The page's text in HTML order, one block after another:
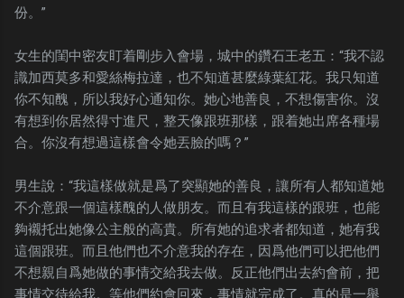
份。”
女生的閨中密友盯着剛步入會場，城中的鑽石王老五：“我不認
識加西莫多和愛絲梅拉達，也不知道甚麼綠葉紅花。我只知道
你不知醜，所以我好心通知你。她心地善良，不想傷害你。沒
有想到你居然得寸進尺，整天像跟班那樣，跟着她出席各種場
合。你沒有想過這樣會令她丟臉的嗎？”
男生說：“我這樣做就是爲了突顯她的善良，讓所有人都知道她
不介意跟一個這樣醜的人做朋友。而且有我這樣的跟班，也能
夠襯托出她像公主般的高貴。所有她的追求者都知道，她有我
這個跟班。而且他們也不介意我的存在，因爲他們可以把他們
不想親自爲她做的事情交給我去做。反正他們出去約會前，把
事情交待給我。等他們約會回來，事情就完成了。真的是一舉